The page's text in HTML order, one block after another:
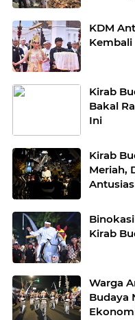
KDM
Kirab
Bakal
Ini
Kirab
Meriah,
Kirab
Warga
Budaya